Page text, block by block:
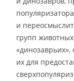
и
групп
«динозаврьих»,
их для